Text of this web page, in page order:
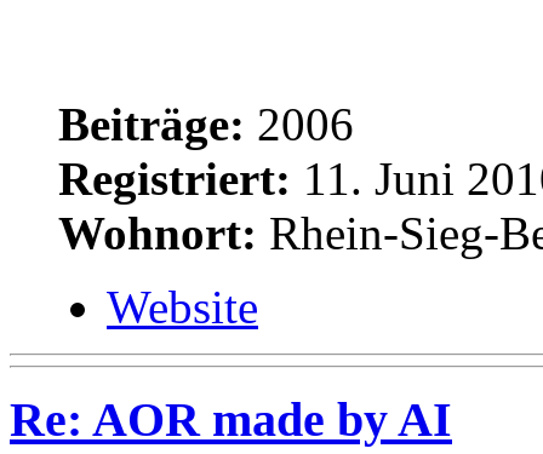
Beiträge: 2006
Registriert: 11. Juni
Wohnort: Rhein-Sieg-
Website
Re: AOR made by AI